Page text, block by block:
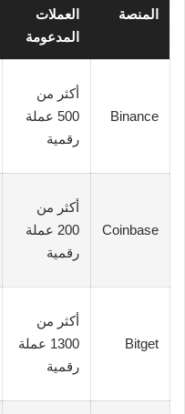
المنصة
العملات
المدعومة
Binance
أكثر من
500 عملة
رقمية
Coinbase
أكثر من
200 عملة
رقمية
Bitget
أكثر من
1300 عملة
رقمية